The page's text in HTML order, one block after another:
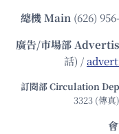
總機Main (626)
廣告/市場部
話) /
訂閱部 Circulation
3323 (傳真)